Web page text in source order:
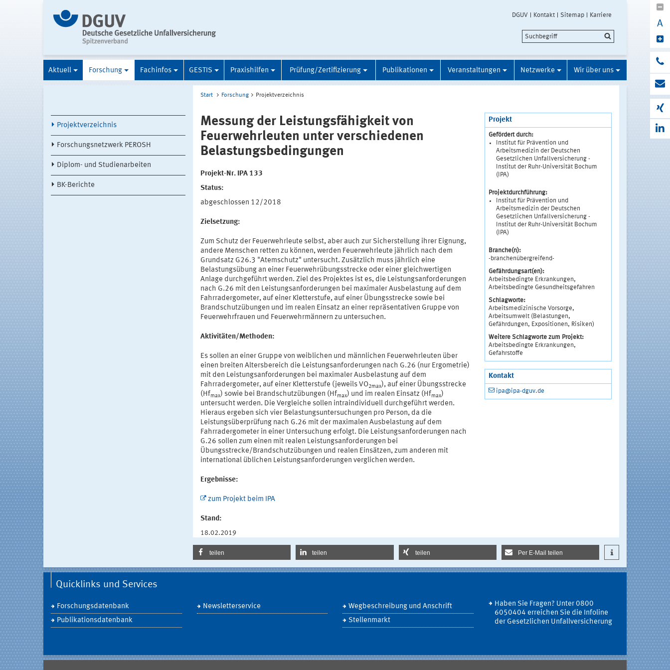
DGUV Kontakt Sitemap Karriere
A
Aktuell Forschung Fachinfos GESTIS Praxishilfen Prüfung/Zertifizierung Publikationen Veranstaltungen Netzwerke Wir über uns
Projektverzeichnis
Forschungsnetzwerk PEROSH
Diplom- und Studienarbeiten
BK-Berichte
Start Forschung Projektverzeichnis
Messung der Leistungsfähigkeit von
Feuerwehrleuten unter verschiedenen
Belastungsbedingungen
Projekt-Nr. IPA 133
Status:
abgeschlossen 12/2018
Zielsetzung:
Zum Schutz der Feuerwehrleute selbst, aber auch zur Sicherstellung ihrer Eignung,
andere Menschen retten zu können, werden Feuerwehrleute jährlich nach dem
Grundsatz G26.3 "Atemschutz" untersucht. Zusätzlich muss jährlich eine
Belastungsübung an einer Feuerwehrübungsstrecke oder einer gleichwertigen
Anlage durchgeführt werden. Ziel des Projektes ist es, die Leistungsanforderungen
nach G.26 mit den Leistungsanforderungen bei maximaler Ausbelastung auf dem
Fahrradergometer, auf einer Kletterstufe, auf einer Übungsstrecke sowie bei
Brandschutzübungen und im realen Einsatz an einer repräsentativen Gruppe von
Feuerwehrfrauen und Feuerwehrmännern zu untersuchen.
Aktivitäten/Methoden:
Es sollen an einer Gruppe von weiblichen und männlichen Feuerwehrleuten über
einen breiten Altersbereich die Leistungsanforderungen nach G.26 (nur Ergometrie)
mit den Leistungsanforderungen bei maximaler Ausbelastung auf dem
Fahrradergometer, auf einer Kletterstufe (jeweils VO2max), auf einer Übungsstrecke
(Hfmax) sowie bei Brandschutzübungen (Hfmax) und im realen Einsatz (Hfmax)
untersucht werden. Die Vergleiche sollen intraindividuell durchgeführt werden.
Hieraus ergeben sich vier Belastungsuntersuchungen pro Person, da die
Leistungsüberprüfung nach G.26 mit der maximalen Ausbelastung auf dem
Fahrradergometer in einer Untersuchung erfolgt. Die Leistungsanforderungen nach
G.26 sollen zum einen mit realen Leistungsanforderungen bei
Übungsstrecke/Brandschutzübungen und realen Einsätzen, zum anderen mit
international üblichen Leistungsanforderungen verglichen werden.
Ergebnisse:
zum Projekt beim IPA
Stand:
18.02.2019
Projekt
Gefördert durch:
Institut für Prävention und
Arbeitsmedizin der Deutschen
Gesetzlichen Unfallversicherung -
Institut der Ruhr-Universität Bochum
(IPA)
Projektdurchführung:
Institut für Prävention und
Arbeitsmedizin der Deutschen
Gesetzlichen Unfallversicherung -
Institut der Ruhr-Universität Bochum
(IPA)
Branche(n):
-branchenübergreifend-
Gefährdungsart(en):
Arbeitsbedingte Erkrankungen,
Arbeitsbedingte Gesundheitsgefahren
Schlagworte:
Arbeitsmedizinische Vorsorge,
Arbeitsumwelt (Belastungen,
Gefährdungen, Expositionen, Risiken)
Weitere Schlagworte zum Projekt:
Arbeitsbedingte Erkrankungen,
Gefahrstoffe
Kontakt
ipa@ipa-dguv.de
teilen teilen teilen Per E-Mail teilen
Quicklinks und Services
Forschungsdatenbank
Publikationsdatenbank
Newsletterservice
Wegbeschreibung und Anschrift
Stellenmarkt
Haben Sie Fragen? Unter 0800
6050404 erreichen Sie die Infoline
der Gesetzlichen Unfallversicherung